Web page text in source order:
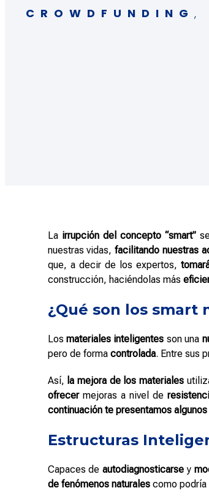
CROWDFUNDING ,
La irrupción del concepto “smart”
nuestras vidas,facilitando nuestras
que, a decir de los expertos,
construcción, haciéndolas más
¿Qué son los smart
Los materiales inteligentes son una
pero de forma controlada. Entre sus
Así, la mejora de los materiales
ofrecermejoras a nivel de
continuación te presentamos
Estructuras
Capaces deautodiagnosticarse y
de fenómenos naturalescomo podría